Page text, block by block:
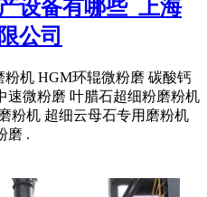
设备有哪些_上海
公司
机 HGM环辊微粉磨 碳酸钙
速微粉磨 叶腊石超细粉磨粉机
粉机 超细云母石专用磨粉机
磨 .